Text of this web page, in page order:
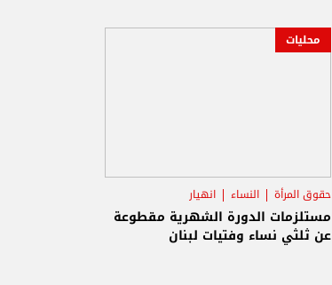
محليات
حقوق المرأة النساء انهيار
مستلزمات الدورة الشهرية مقطوعة
عن ثلثي نساء وفتيات لبنان